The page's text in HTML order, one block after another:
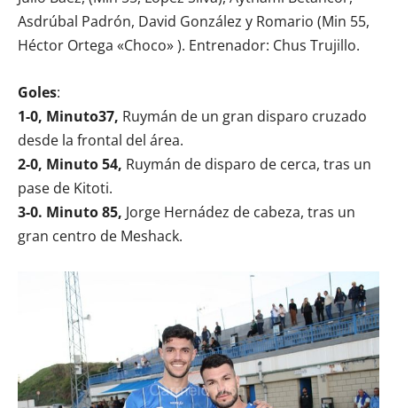
Asdrúbal Padrón, David González y Romario (Min 55,
Héctor Ortega «Choco» ). Entrenador: Chus Trujillo.
Goles:
1-0, Minuto37, Ruymán de un gran disparo cruzado
desde la frontal del área.
2-0, Minuto 54, Ruymán de disparo de cerca, tras un
pase de Kitoti.
3-0. Minuto 85, Jorge Hernádez de cabeza, tras un
gran centro de Meshack.